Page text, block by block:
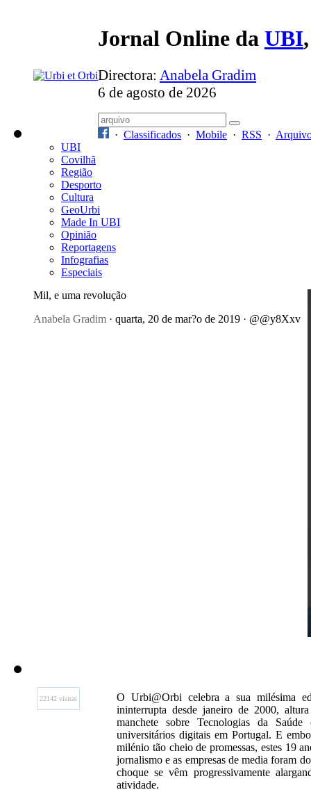
Jornal Online da UBI
Directora: Anabela Gradim
6 de agosto de 2026
· Classificados · Mobile · RSS ·
UBI
Covilhã
Região
Desporto
Cultura
GeoUrbi
Made In UBI
Opinião
Reportagens
Infografias
Especiais
Mil, e uma revolução
Anabela Gradim · quarta, 20 de mar?o de 2019 · @@y8Xxv
22142 visitas
O Urbi@Orbi celebra a sua milésima
ininterrupta desde janeiro de 2000,
manchete sobre Tecnologias da
universitários digitais em Portugal. E
milénio tão cheio de promessas, estes 19
jornalismo e as empresas de media foram
choque se vêm progressivamente
atividade.